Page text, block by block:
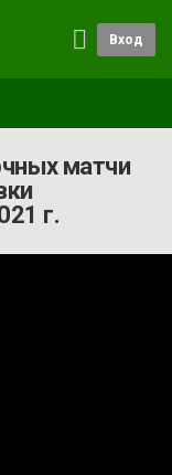
Вход
матчи
г.